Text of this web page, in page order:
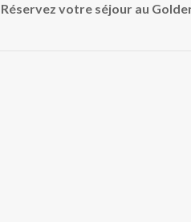
Réservez votre séjour au